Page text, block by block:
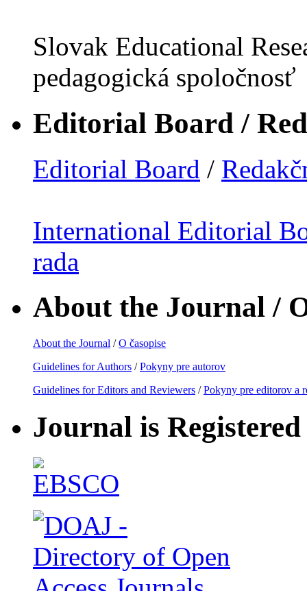
Slovak Educational
pedagogická spoločnosť
Editorial Board /
Editorial Board /
International Editorial
rada
About the Journal /
About the Journal /O časopise
Guidelines for Authors /Pokyny pre autorov
Guidelines for Editors and Reviewers /Pokyny pre editorov a
Journal is